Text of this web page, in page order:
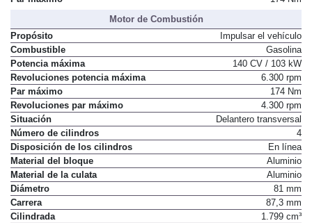
Motor de Combustión
Propósito
Impulsar el vehículo
Combustible
Gasolina
Potencia máxima
140 CV / 103 kW
Revoluciones potencia máxima
6.300 rpm
Par máximo
174 Nm
Revoluciones par máximo
4.300 rpm
Situación
Delantero transversal
Número de cilindros
4
Disposición de los cilindros
En línea
Material del bloque
Aluminio
Material de la culata
Aluminio
Diámetro
81 mm
Carrera
87,3 mm
Cilindrada
1.799 cm³